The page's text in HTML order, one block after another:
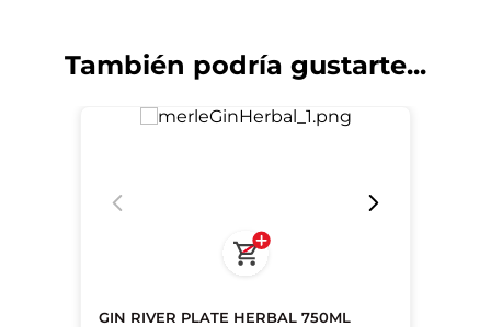
También podría gustarte...
GIN RIVER PLATE HERBAL 750ML